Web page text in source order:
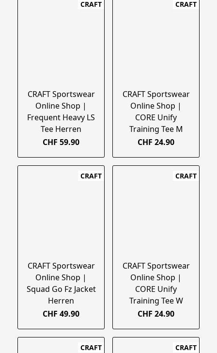
CRAFT
CRAFT Sportswear
Online Shop |
Frequent Heavy LS
Tee Herren
CHF 59.90
CRAFT
CRAFT Sportswear
Online Shop |
CORE Unify
Training Tee M
CHF 24.90
CRAFT
CRAFT Sportswear
Online Shop |
Squad Go Fz Jacket
Herren
CHF 49.90
CRAFT
CRAFT Sportswear
Online Shop |
CORE Unify
Training Tee W
CHF 24.90
CRAFT CRAFT